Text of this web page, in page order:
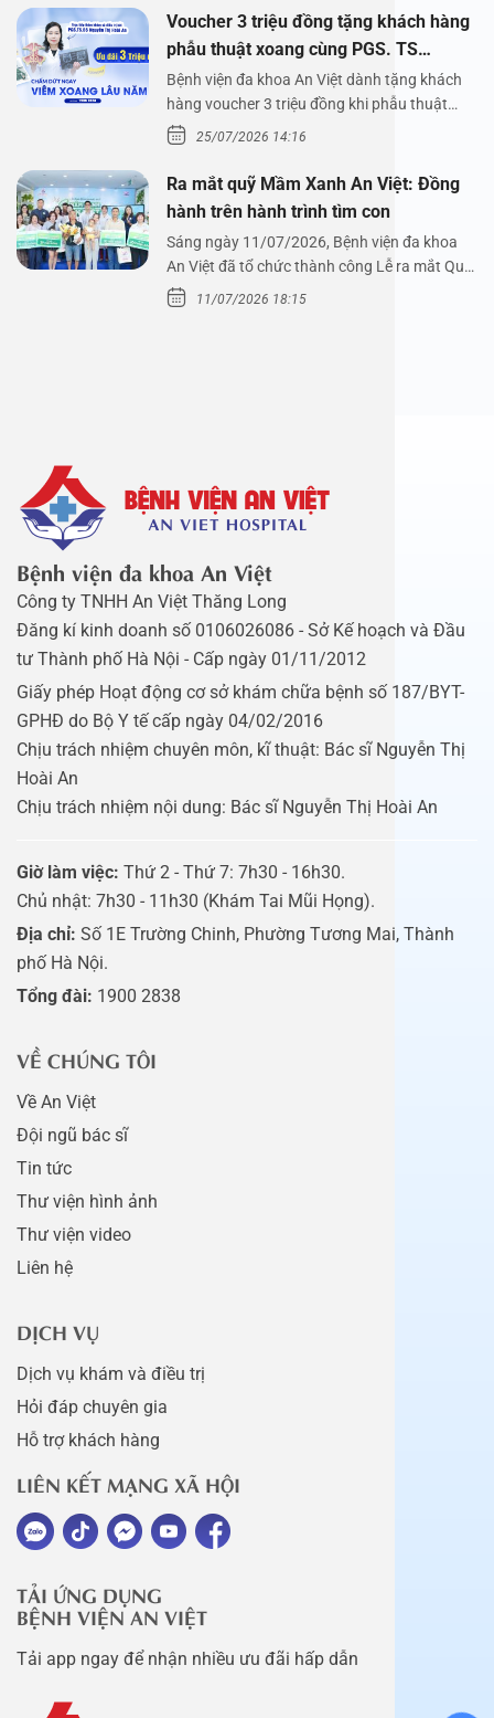
Voucher 3 triệu đồng tặng khách hàng
phẫu thuật xoang cùng PGS. TS
Nguyễn Thị Hoài An
Bệnh viện đa khoa An Việt dành tặng khách
hàng voucher 3 triệu đồng khi phẫu thuật
xoang cùng PGS.…
25/07/2026 14:16
Ra mắt quỹ Mầm Xanh An Việt: Đồng
hành trên hành trình tìm con
Sáng ngày 11/07/2026, Bệnh viện đa khoa
An Việt đã tổ chức thành công Lễ ra mắt Quỹ
Mầm Xanh…
11/07/2026 18:15
Bệnh viện đa khoa An Việt
Công ty TNHH An Việt Thăng Long
Đăng kí kinh doanh số 0106026086 - Sở Kế hoạch và Đầu
tư Thành phố Hà Nội - Cấp ngày 01/11/2012
Giấy phép Hoạt động cơ sở khám chữa bệnh số 187/BYT-
GPHĐ do Bộ Y tế cấp ngày 04/02/2016
Chịu trách nhiệm chuyên môn, kĩ thuật: Bác sĩ Nguyễn Thị
Hoài An
Chịu trách nhiệm nội dung: Bác sĩ Nguyễn Thị Hoài An
Giờ làm việc: Thứ 2 - Thứ 7: 7h30 - 16h30.
Chủ nhật: 7h30 - 11h30 (Khám Tai Mũi Họng).
Địa chỉ: Số 1E Trường Chinh, Phường Tương Mai, Thành
phố Hà Nội.
Tổng đài: 1900 2838
VỀ CHÚNG TÔI
Về An Việt
Đội ngũ bác sĩ
Tin tức
Thư viện hình ảnh
Thư viện video
Liên hệ
DỊCH VỤ
Dịch vụ khám và điều trị
Hỏi đáp chuyên gia
Hỗ trợ khách hàng
LIÊN KẾT MẠNG XÃ HỘI
TẢI ỨNG DỤNG
BỆNH VIỆN AN VIỆT
Tải app ngay để nhận nhiều ưu đãi hấp dẫn